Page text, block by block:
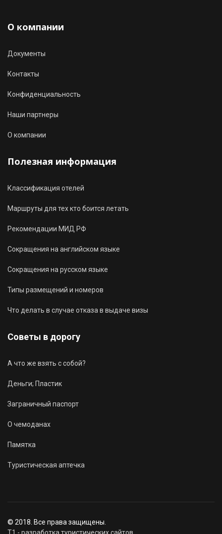
О компании
Документы
Контакты
Конфиденциальность
Наши партнеры
О компании
Полезная информация
Классификация отелей
Маршруты для тех кто боится летать
Рекомендации МИД РФ
Сокращения на английском языке
Сокращения на русском языке
Типы размещений и номеров
Что делать в случае отказа в выдаче визы
Советы в дорогу
А что же взять с собой?
Деньги; Пластик
Заграничный паспорт
О чемоданах
Памятка
Туристическая аптечка
© 2018. Все права защищены.